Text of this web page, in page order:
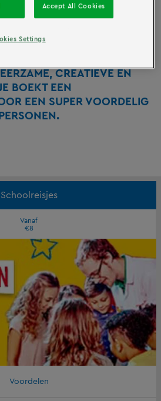
zit iedereen vol van
en leerzame ochtend!
EDUCATIEVE
CREATIEVE EN
BOEKT EEN
EEN SUPER VOORDELIG
Schoolreisjes
Vanaf
€8
Voordelen
Accept All Cookies
Settings